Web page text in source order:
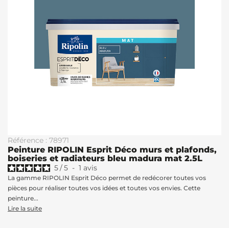
Référence : 78971
Peinture RIPOLIN Esprit Déco murs et plafonds,
boiseries et radiateurs bleu madura mat 2.5L
5/5 - 1 avis
La gamme RIPOLIN Esprit Déco permet de redécorer toutes vos
pièces pour réaliser toutes vos idées et toutes vos envies. Cette
peinture...
Lire la suite